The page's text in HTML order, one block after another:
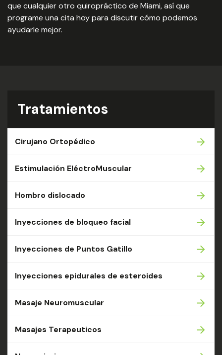
que cualquier otro quiropráctico de Miami, así que
programe una cita hoy para discutir cómo podemos
ayudarle mejor.
Tratamientos
Cirujano Ortopédico
Estimulación EléctroMuscular
Hombro dislocado
Inyecciones de bloqueo facial
Inyecciones de Puntos Gatillo
Inyecciones epidurales de esteroides
Masaje Neuromuscular
Masajes Terapeuticos